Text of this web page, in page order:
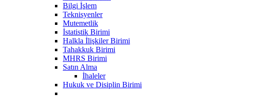
Bilgi İşlem
Teknisyenler
Mutemetlik
İstatistik Birimi
Halkla İlişkiler Birimi
Tahakkuk Birimi
MHRS Birimi
Satın Alma
İhaleler
Hukuk ve Disiplin Birimi